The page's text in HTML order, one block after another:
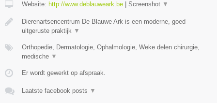
Website: http://www.deblauweark.be Screenshot ▼
Dierenartsencentrum De Blauwe Ark is een moderne, goed
uitgeruste praktijk ▼
Orthopedie, Dermatologie, Ophalmologie, Weke delen chirurgie,
medische ▼
Er wordt gewerkt op afspraak.
Laatste facebook posts ▼